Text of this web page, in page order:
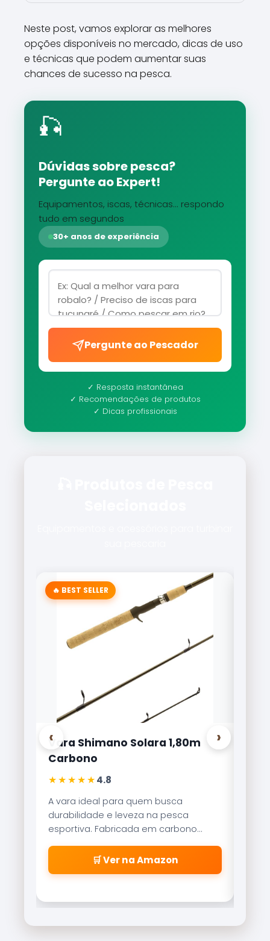
Neste post, vamos explorar as melhores
opções disponíveis no mercado, dicas de uso
e técnicas que podem aumentar suas
chances de sucesso na pesca.
🎣
Dúvidas sobre pesca?
Pergunte ao Expert!
Equipamentos, iscas, técnicas... respondo
tudo em segundos
30+ anos de experiência
Pergunte ao Pescador
✓ Resposta instantânea
✓ Recomendações de produtos
✓ Dicas profissionais
‹
🔥 BEST SELLER
Vara Shimano Solara 1,80m
Carbono
★★★★★4.8
A vara ideal para quem busca
durabilidade e leveza na pesca
esportiva. Fabricada em carbono
aeroglass, oferece sensibilidade
incrível para fisgadas precisas.
🛒 Ver na Amazon
freio
›